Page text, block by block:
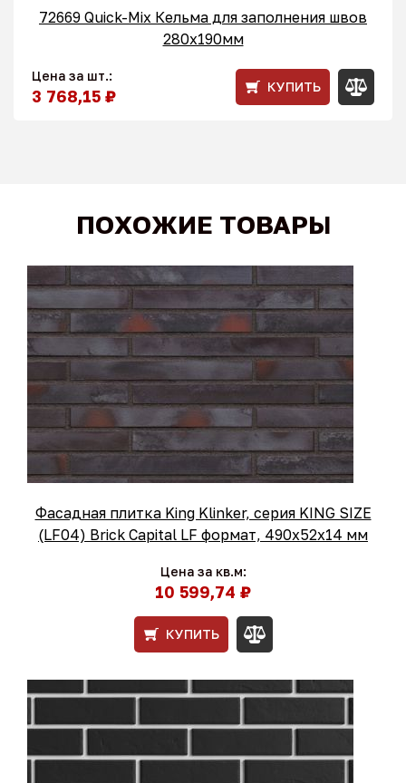
72669 Quick-Mix Кельма для заполнения швов
280x190мм
Цена за шт.:
3 768,15 ₽ КУПИТЬ
ПОХОЖИЕ ТОВАРЫ
Фасадная плитка King Klinker, серия KING SIZE
(LF04) Brick Capital LF формат, 490х52х14 мм
Цена за кв.м:
10 599,74 ₽
КУПИТЬ